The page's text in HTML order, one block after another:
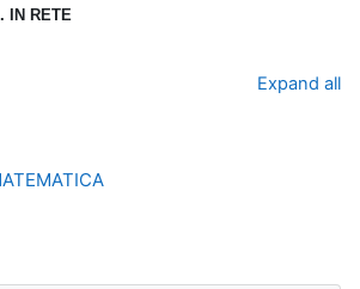
IN RETE
Expand all